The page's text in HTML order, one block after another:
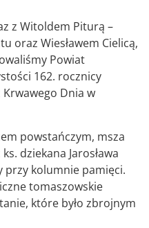
z Witoldem Piturą –
oraz Wiesławem Cielicą,
Powiat
162. rocznicy
Dnia w
powstańczym, msza
dziekana Jarosława
przy kolumnie pamięci.
tomaszowskie
które było zbrojnym